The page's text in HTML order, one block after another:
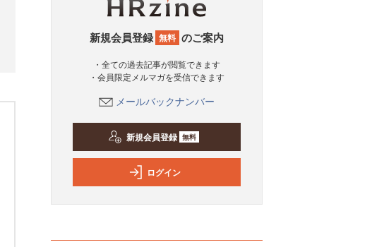
新規会員登録 無料 のご案内
・全ての過去記事が閲覧できます
・会員限定メルマガを受信できます
メールバックナンバー
新規会員登録 無料
ログイン